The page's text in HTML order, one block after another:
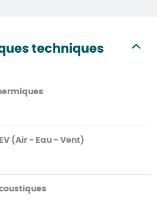
techniques
(Air - Eau - Vent)